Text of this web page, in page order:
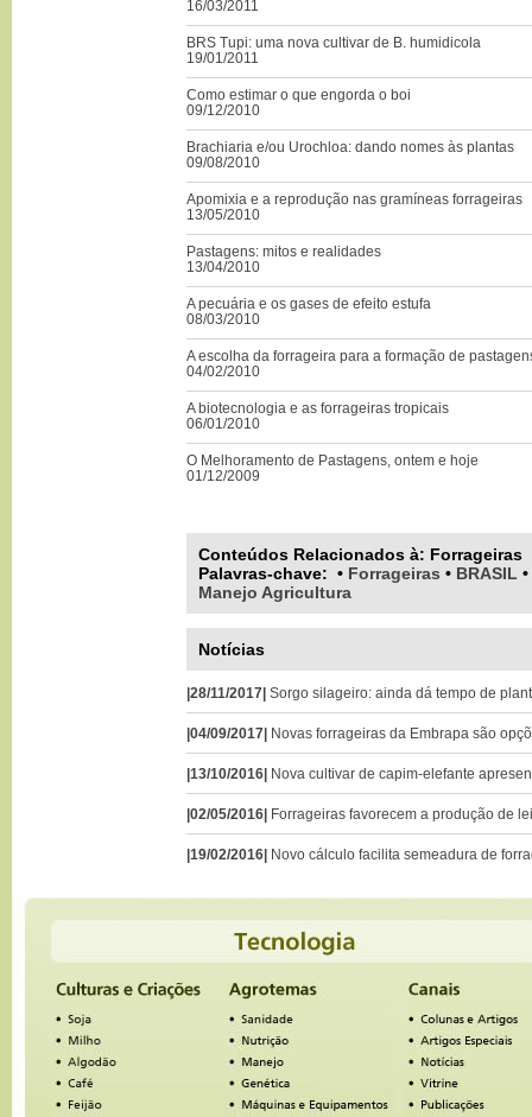
16/03/2011
BRS Tupi: uma nova cultivar de B. humidicola
19/01/2011
Como estimar o que engorda o boi
09/12/2010
Brachiaria e/ou Urochloa: dando nomes às plantas
09/08/2010
Apomixia e a reprodução nas gramíneas forrageiras
13/05/2010
Pastagens: mitos e realidades
13/04/2010
A pecuária e os gases de efeito estufa
08/03/2010
A escolha da forrageira para a formação de
04/02/2010
A biotecnologia e as forrageiras tropicais
06/01/2010
O Melhoramento de Pastagens, ontem e hoje
01/12/2009
Conteúdos Relacionados à: Forrageiras
Palavras-chave: • Forrageiras • BRASIL •
Manejo Agricultura
Notícias
|28/11/2017| Sorgo silageiro: ainda dá tempo de
|04/09/2017| Novas forrageiras da Embrapa são
|13/10/2016| Nova cultivar de capim-elefante
|02/05/2016| Forrageiras favorecem a produção de
|19/02/2016| Novo cálculo facilita semeadura de